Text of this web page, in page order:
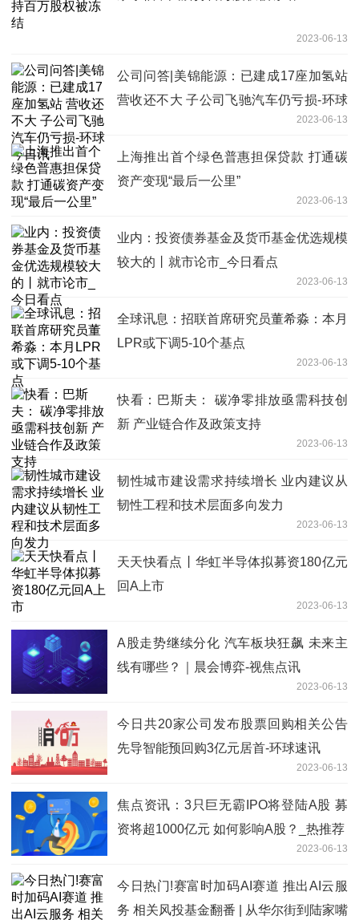
2023-06-13
公司问答|美锦能源：已建成17座加氢站
营收还不大 子公司飞驰汽车仍亏损-环球
2023-06-13
上海推出首个绿色普惠担保贷款 打通碳
资产变现“最后一公里”
2023-06-13
业内：投资债券基金及货币基金优选规模
较大的丨就市论市_今日看点
2023-06-13
全球讯息：招联首席研究员董希淼：本月
LPR或下调5-10个基点
2023-06-13
快看：巴斯夫： 碳净零排放亟需科技创
新 产业链合作及政策支持
2023-06-13
韧性城市建设需求持续增长 业内建议从
韧性工程和技术层面多向发力
2023-06-13
天天快看点丨华虹半导体拟募资180亿元
回A上市
2023-06-13
A股走势继续分化 汽车板块狂飙 未来主
线有哪些？｜晨会博弈-视焦点讯
2023-06-13
今日共20家公司发布股票回购相关公告
先导智能预回购3亿元居首-环球速讯
2023-06-13
焦点资讯：3只巨无霸IPO将登陆A股 募
资将超1000亿元 如何影响A股？_热推荐
2023-06-13
今日热门!赛富时加码AI赛道 推出AI云服
务 相关风投基金翻番 | 从华尔街到陆家嘴